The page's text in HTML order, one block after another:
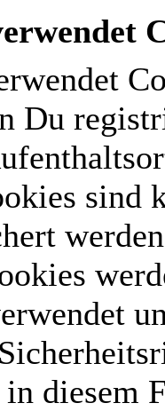
Du
sind
diesem